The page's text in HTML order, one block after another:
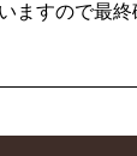
ますので最